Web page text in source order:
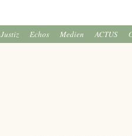
Justiz Echos Medien ACTUS